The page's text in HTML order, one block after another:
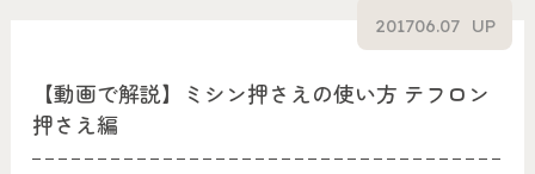
【動画で解説】ミシン押さえの使い方 テフロン
押さえ編
201706.07 UP